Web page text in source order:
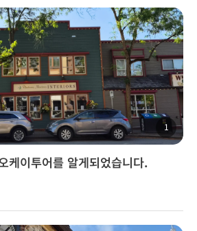
1
케이투어를 알게되었습니다.